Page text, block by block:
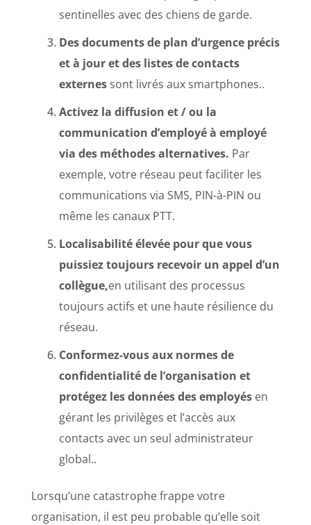
sentinelles avec des chiens de garde.
Des documents de plan d’urgence précis
et à jour et des listes de contacts
externes sont livrés aux smartphones..
Activez la diffusion et / ou la
communication d’employé à employé
via des méthodes alternatives. Par
exemple, votre réseau peut faciliter les
communications via SMS, PIN-à-PIN ou
même les canaux PTT.
Localisabilité élevée pour que vous
puissiez toujours recevoir un appel d’un
collègue,en utilisant des processus
toujours actifs et une haute résilience du
réseau.
Conformez-vous aux normes de
confidentialité de l’organisation et
protégez les données des employés en
gérant les privilèges et l’accès aux
contacts avec un seul administrateur
global..
Lorsqu’une catastrophe frappe votre
organisation, il est peu probable qu’elle soit